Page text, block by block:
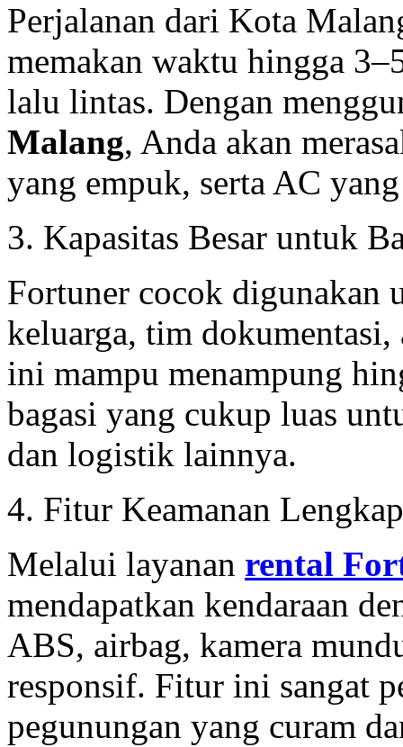
Perjalanan dari Kota
memakan waktu hingga
lalu lintas. Dengan
Malang, Anda akan
yang empuk, serta AC
3. Kapasitas Besar untuk
Fortuner cocok digunakan
keluarga, tim
ini mampu menampung
bagasi yang cukup luas
dan logistik lainnya.
4. Fitur Keamanan Lengkap
Melalui layanan rental
mendapatkan kendaraan
ABS, airbag, kamera
responsif. Fitur ini sangat
pegunungan yang curam